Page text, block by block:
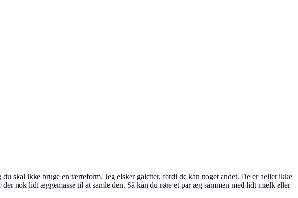
skal ikke bruge en tærteform. Jeg elsker galetter, fordi de kan noget andet. De er heller ikke
nok lidt æggemasse til at samle den. Så kan du røre et par æg sammen med lidt mælk eller